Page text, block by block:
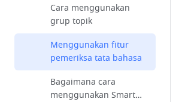
Cara menggunakan
grup topik
Menggunakan fitur
pemeriksa tata bahasa
Bagaimana cara
menggunakan Smart